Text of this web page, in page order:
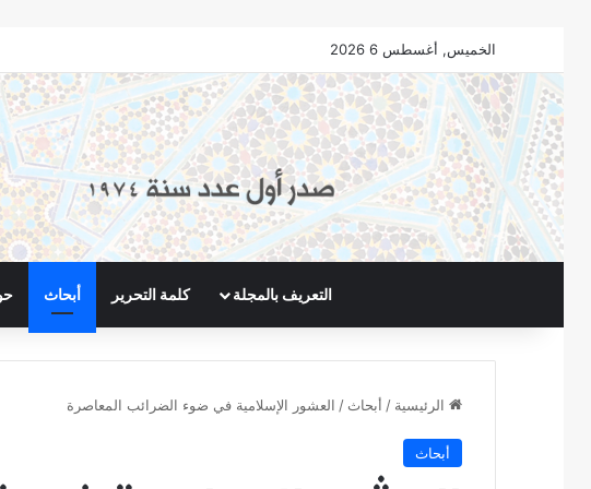
الخميس, أغسطس 6 2026
التعريف بالمجلة كلمة التحرير أبحاث
الرئيسية / أبحاث / العشور الإسلامية في ضوء الضرائب المعاصرة
أبحاث